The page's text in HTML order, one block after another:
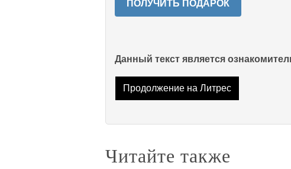
ПОЛУЧИТЬ ПОДАРОК
Данный текст является
Продолжение на Литрес
Читайте также